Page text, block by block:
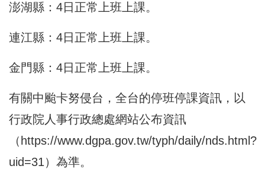
澎湖縣：4日正常上班上課。
連江縣：4日正常上班上課。
金門縣：4日正常上班上課。
有關中颱卡努侵台，全台的停班停課資訊，以
行政院人事行政總處網站公布資訊
（ https://www.dgpa.gov.tw/typh/daily/nds.html?
uid=31）為準。